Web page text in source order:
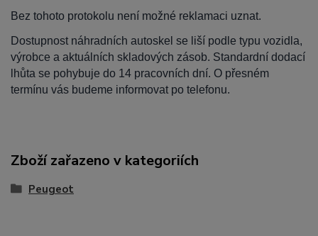
Bez tohoto protokolu není možné reklamaci uznat.
Dostupnost náhradních autoskel se liší podle typu vozidla,
výrobce a aktuálních skladových zásob. Standardní dodací
lhůta se pohybuje do 14 pracovních dní. O přesném
termínu vás budeme informovat po telefonu.
Zboží zařazeno v kategoriích
Peugeot